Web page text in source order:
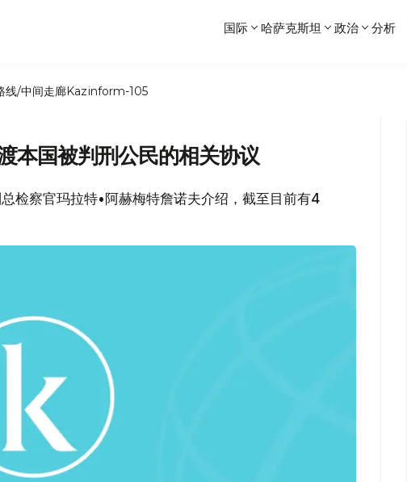
国际 哈萨克斯坦 政治 分析
线/中间走廊Kazinform-105
本国被判刑公民的相关协议
检察官玛拉特•阿赫梅特詹诺夫介绍，截至目前有4